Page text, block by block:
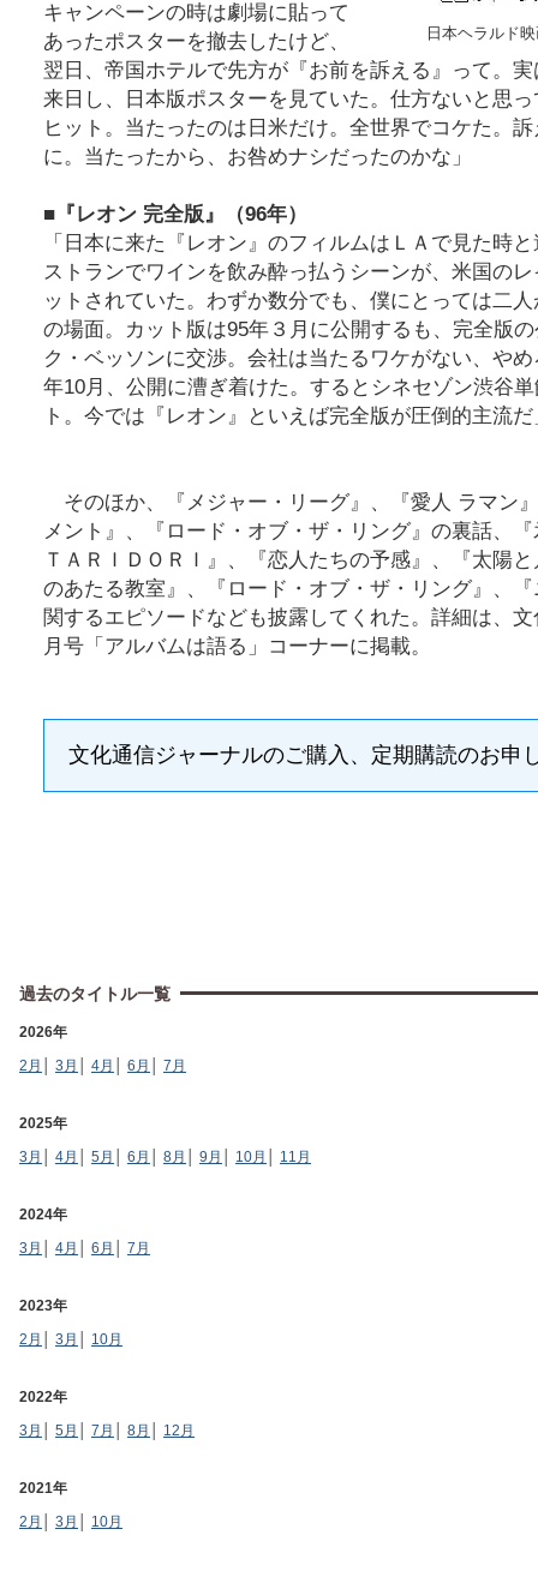
日本ヘラルド
キャンペーンの時は劇場に貼って
あったポスターを撤去したけど、
翌日、帝国ホテルで先方が『お前を訴える』って。
来日し、日本版ポスターを見ていた。仕方ないと思
ヒット。当たったのは日米だけ。全世界でコケた。
に。当たったから、お咎めナシだったのかな」
■『レオン 完全版』（96年）
「日本に来た『レオン』のフィルムはＬＡで見た時
ストランでワインを飲み酔っ払うシーンが、米国の
ットされていた。わずか数分でも、僕にとっては二
の場面。カット版は95年３月に公開するも、完全版
ク・ベッソンに交渉。会社は当たるワケがない、や
年10月、公開に漕ぎ着けた。するとシネセゾン渋谷
ト。今では『レオン』といえば完全版が圧倒的主流だ
そのほか、『メジャー・リーグ』、『愛人 ラマン
メント』、『ロード・オブ・ザ・リング』の裏話、
ＴＡＲＩＤＯＲＩ』、『恋人たちの予感』、『太陽
のあたる教室』、『ロード・オブ・ザ・リング』、
関するエピソードなども披露してくれた。詳細は、
月号「アルバムは語る」コーナーに掲載。
文化通信ジャーナルのご購入、定期購読のお申
過去のタイトル一覧
2026年
2月
3月 4月 6月 7月
2025年
3月
4月 5月 6月 8月 9月 10月 11月
2024年
3月
4月 6月 7月
2023年
2月
3月 10月
2022年
3月
5月 7月 8月 12月
2021年
2月
3月 10月